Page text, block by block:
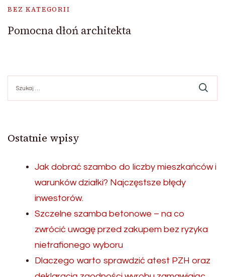
BEZ KATEGORII
Pomocna dłoń architekta
Ostatnie wpisy
Jak dobrać szambo do liczby mieszkańców i
warunków działki? Najczęstsze błędy
inwestorów.
Szczelne szamba betonowe – na co
zwrócić uwagę przed zakupem bez ryzyka
nietrafionego wyboru
Dlaczego warto sprawdzić atest PZH oraz